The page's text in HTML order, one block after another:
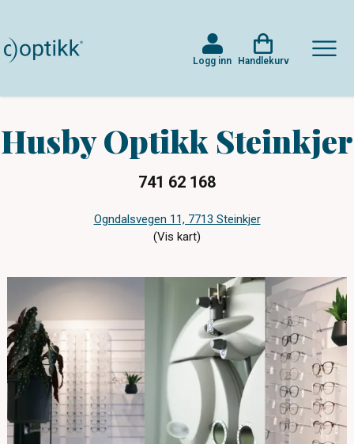
Logg inn Handlekurv
Husby Optikk Steinkjer
741 62 168
Ogndalsvegen 11, 7713 Steinkjer
(Vis kart)